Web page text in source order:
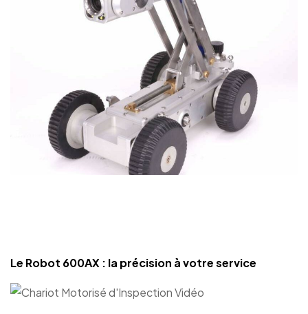
Le Robot 600AX : la précision à votre service